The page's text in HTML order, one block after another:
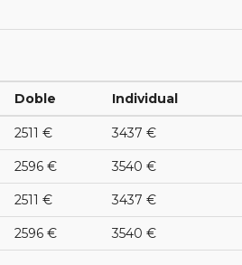
Doble Individual
2511 € 3437 €
2596 € 3540 €
2511 € 3437 €
2596 € 3540 €